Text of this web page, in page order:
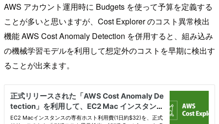
AWS アカウント運用時に Budgets を使って予算を定義する
ことが多いと思いますが、Cost Explorer のコスト異常検出
機能 AWS Cost Anomaly Detection を併用すると、組み込み
の機械学習モデルを利用して想定外のコストを早期に検出す
ることが出来ます。